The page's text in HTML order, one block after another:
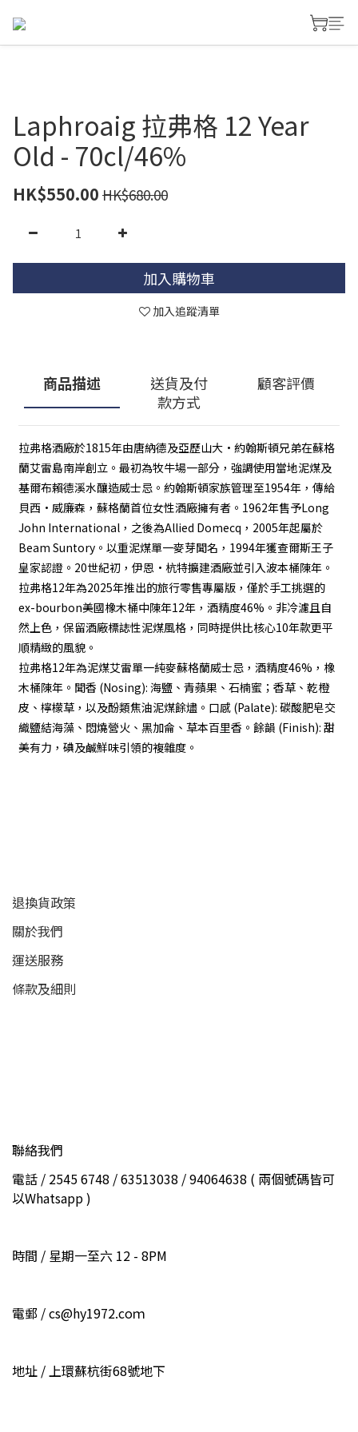
Laphroaig 拉弗格 12 Year
Old - 70cl/46%
HK$550.00 HK$680.00
加入購物車
加入追蹤清單
商品描述
送貨及付
款方式
顧客評價
拉弗格酒廠於1815年由唐納德及亞歷山大·約翰斯頓兄弟在蘇格
蘭艾雷島南岸創立。最初為牧牛場一部分，強調使用當地泥煤及
基爾布賴德溪水釀造威士忌。約翰斯頓家族管理至1954年，傳給
貝西·威廉森，蘇格蘭首位女性酒廠擁有者。1962年售予Long
John International，之後為Allied Domecq，2005年起屬於
Beam Suntory。以重泥煤單一麥芽聞名，1994年獲查爾斯王子
皇家認證。20世紀初，伊恩·杭特擴建酒廠並引入波本桶陳年。
拉弗格12年為2025年推出的旅行零售專屬版，僅於手工挑選的
ex-bourbon美國橡木桶中陳年12年，酒精度46%。非冷濾且自
然上色，保留酒廠標誌性泥煤風格，同時提供比核心10年款更平
順精緻的風貌。
拉弗格12年為泥煤艾雷單一純麥蘇格蘭威士忌，酒精度46%，橡
木桶陳年。聞香 (Nosing): 海鹽、青蘋果、石楠蜜；香草、乾橙
皮、檸檬草，以及酚類焦油泥煤餘燼。口感 (Palate): 碳酸肥皂交
織鹽結海藻、悶燒營火、黑加侖、草本百里香。餘韻 (Finish): 甜
美有力，碘及鹹鮮味引領的複雜度。
退換貨政策
關於我們
運送服務
條款及細則
聯絡我們
電話 / 2545 6748 / 63513038 / 94064638 ( 兩個號碼皆可
以Whatsapp )
時間 / 星期一至六 12 - 8PM
電郵 / cs@hy1972.coｍ
地址 / 上環蘇杭街68號地下